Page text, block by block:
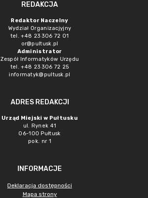
REDAKCJA
Redaktor Naczelny
Wydział Organizacjyjny
tel. +48 23 306 72 01
or@pultusk.pl
Administrator
Zespół Informatyków Urzędu
tel. +48 23 306 72 25
informatyk@pultusk.pl
ADRES REDAKCJI
Urząd Miejski w Pułtusku
ul. Rynek 41
06-100 Pułtusk
pok. nr 1
INFORMACJE
Deklaracja dostępności
Mapa strony